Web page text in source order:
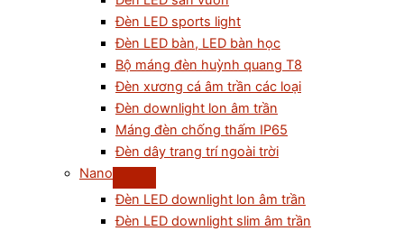
Đèn LED sports light
Đèn LED bàn, LED bàn học
Bộ máng đèn huỳnh quang T8
Đèn xương cá âm trần các loại
Đèn downlight lon âm trần
Máng đèn chống thấm IP65
Đèn dây trang trí ngoài trời
Nano
Đèn LED downlight lon âm trần
Đèn LED downlight slim âm trần